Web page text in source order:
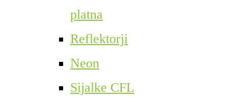
platna
Reflektorji
Neon
Sijalke CFL